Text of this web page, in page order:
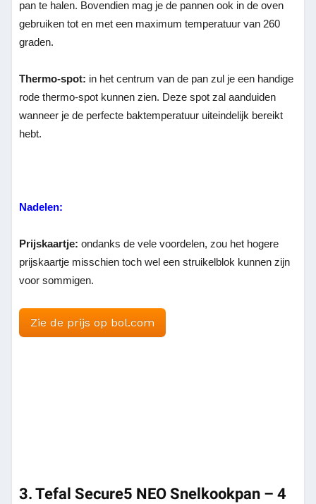
pan te halen. Bovendien mag je de pannen ook in de oven
gebruiken tot en met een maximum temperatuur van 260
graden.
Thermo-spot: in het centrum van de pan zul je een handige
rode thermo-spot kunnen zien. Deze spot zal aanduiden
wanneer je de perfecte baktemperatuur uiteindelijk bereikt
hebt.
Nadelen:
Prijskaartje:ondanks de vele voordelen, zou het hogere
prijskaartje misschien toch wel een struikelblok kunnen zijn
voor sommigen.
Zie de prijs op bol.com
3. Tefal Secure5 NEO Snelkookpan – 4